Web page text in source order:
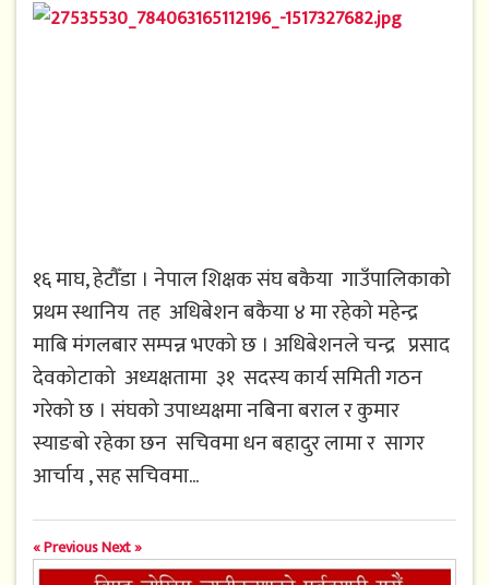
१६ माघ, हेटौँडा । नेपाल शिक्षक संघ बकैया गाउँपालिकाको
प्रथम स्थानिय तह अधिबेशन बकैया ४ मा रहेको महेन्द्र
माबि मंगलबार सम्पन्न भएको छ । अधिबेशनले चन्द्र प्रसाद
देवकोटाको अध्यक्षतामा ३१ सदस्य कार्य समिती गठन
गरेको छ । संघको उपाध्यक्षमा नबिना बराल र कुमार
स्याङबो रहेका छन सचिवमा धन बहादुर लामा र सागर
आर्चाय , सह सचिवमा...
« PreviousNext »